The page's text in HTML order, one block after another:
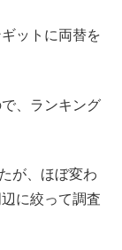
ットに両替を
、ランキング
が、ほぼ変わ
に絞って調査